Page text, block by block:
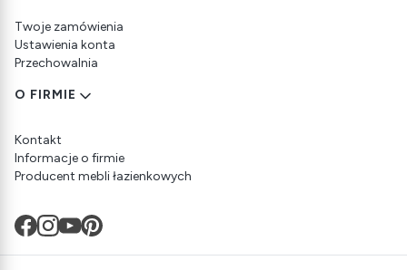
Twoje zamówienia
Ustawienia konta
Przechowalnia
O FIRMIE
Kontakt
Informacje o firmie
Producent mebli łazienkowych